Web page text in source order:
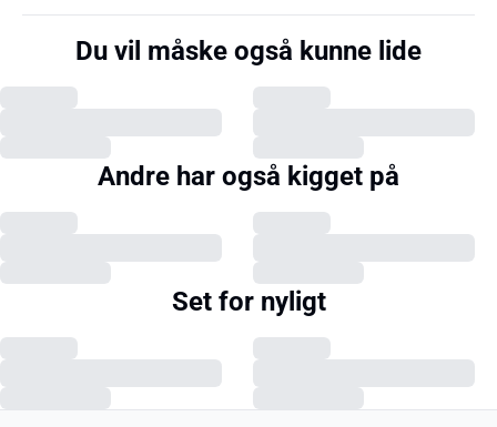
Du vil måske også kunne lide
Andre har også kigget på
Set for nyligt